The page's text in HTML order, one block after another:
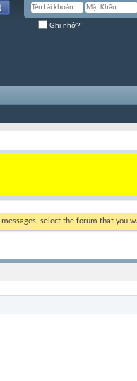
Ghi nhớ?
select the forum that you